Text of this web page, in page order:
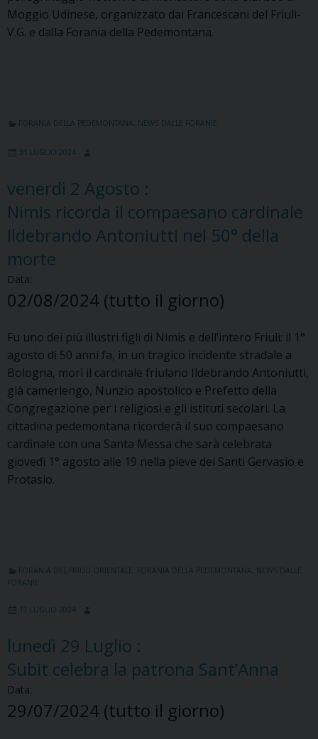
Moggio Udinese, organizzato dai Francescani del Friuli-
V.G. e dalla Forania della Pedemontana.
FORANIA DELLA PEDEMONTANA NEWS DALLE FORANIE
31 LUGLIO 2024
venerdì 2 Agosto :
Nimis ricorda il compaesano cardinale
Ildebrando Antoniutti nel 50° della
morte
Data:
02/08/2024 (tutto il giorno)
Fu uno dei più illustri figli di Nimis e dell’intero Friuli: il 1°
agosto di 50 anni fa, in un tragico incidente stradale a
Bologna, morì il cardinale friulano Ildebrando Antoniutti,
già camerlengo, Nunzio apostolico e Prefetto della
Congregazione per i religiosi e gli istituti secolari. La
cittadina pedemontana ricorderà il suo compaesano
cardinale con una Santa Messa che sarà celebrata
giovedì 1° agosto alle 19 nella pieve dei Santi Gervasio e
Protasio.
FORANIA DEL FRIULI ORIENTALE FORANIA DELLA PEDEMONTANA NEWS DALLE
FORANIE
17 LUGLIO 2024
lunedì 29 Luglio :
Subit celebra la patrona Sant’Anna
Data:
29/07/2024 (tutto il giorno)